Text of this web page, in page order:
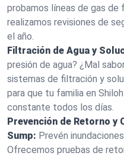
probamos líneas de gas de
realizamos revisiones de
el año.
Filtración de Agua y
presión de agua? ¿Mal
sistemas de filtración y
para que tu familia en
constante todos los días.
Prevención de Retorno y
Sump: Prevén
Ofrecemos pruebas de